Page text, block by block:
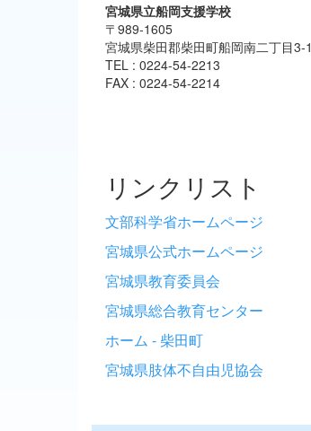
宮城県立船岡支援学校
〒989-1605
宮城県柴田郡柴田町船岡南二丁目3-1
TEL : 0224-54-2213
FAX : 0224-54-2214
リンクリスト
文部科学省ホームページ
宮城県公式ホームページ
宮城県教育委員会
宮城県総合教育センター
ホーム - 柴田町
宮城県肢体不自由児協会